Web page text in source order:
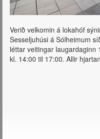
Verið velkomin á lokahóf
Sesseljuhúsi á Sólheimum
léttar veitingar
kl. 14:00 til 17:00. Allir